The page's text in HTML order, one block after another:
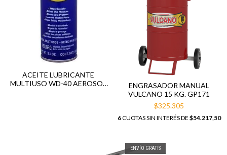
ACEITE LUBRICANTE
MULTIUSO WD-40 AEROSOL
ENGRASADOR MANUAL
VULCANO 15 KG. GP171
$325.305
6CUOTAS SIN INTERÉS DE $54.217,50
ENVÍO GRATIS